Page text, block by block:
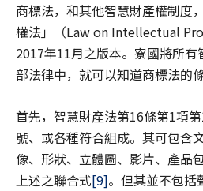
商標法，和其他智慧財產權制度
權法」（Law on Intellectual
2017年11月之版本。寮國將所
部法律中，就可以知道商標法的
首先，智慧財產法第16條第1項
號、或各種符合組成。其可包含
像、形狀、立體圖、影片、產品
上述之聯合式[9]。但其並不包括